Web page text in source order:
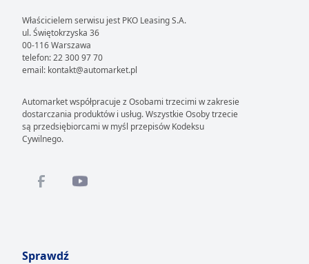
Właścicielem serwisu jest PKO Leasing S.A.
ul. Świętokrzyska 36
00-116 Warszawa
telefon: 22 300 97 70
email: kontakt@automarket.pl
Automarket współpracuje z Osobami trzecimi w zakresie
dostarczania produktów i usług. Wszystkie Osoby trzecie
są przedsiębiorcami w myśl przepisów Kodeksu
Cywilnego.
Sprawdź